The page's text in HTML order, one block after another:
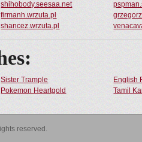
shihobody.seesaa.net
firmanh.wrzuta.pl
shancez.wrzuta.pl
Sister Trample
English
Pokemon Heartgold Tamil
reserved.